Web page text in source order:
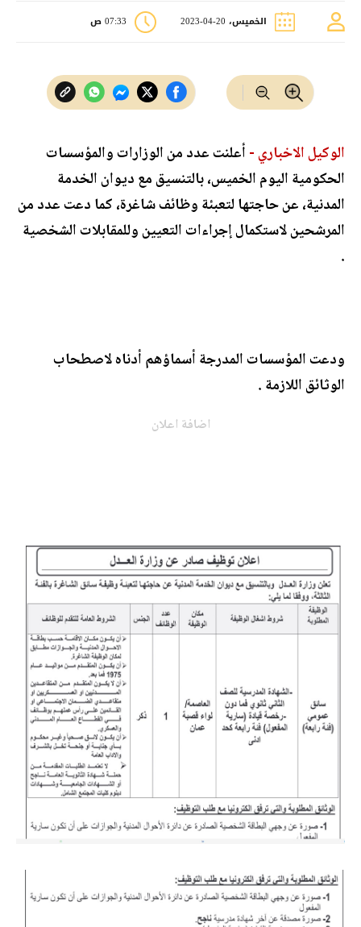
الخميس، 20-04-2023 07:33 ص
الوكيل الاخباري -أعلنت عدد من الوزارات والمؤسسات
الحكومية اليوم الخميس، بالتنسيق مع ديوان الخدمة
المدنية، عن حاجتها لتعبئة وظائف شاغرة، كما دعت عدد من
المرشحين لاستكمال إجراءات التعيين وللمقابلات الشخصية
.
ودعت المؤسسات المدرجة أسماؤهم أدناه لاصطحاب
الوثائق اللازمة .
اضافة اعلان